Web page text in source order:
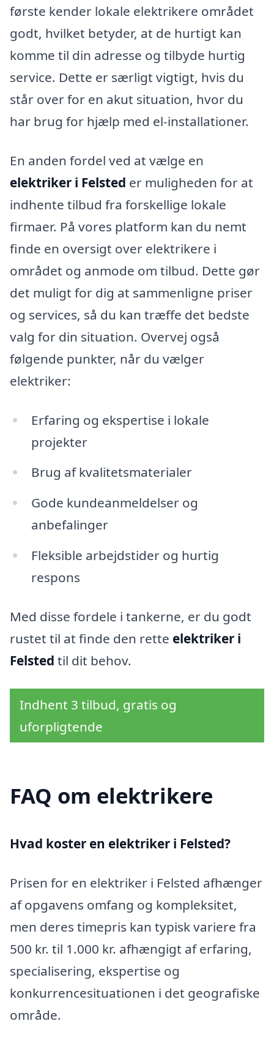
første kender lokale elektrikere området
godt, hvilket betyder, at de hurtigt kan
komme til din adresse og tilbyde hurtig
service. Dette er særligt vigtigt, hvis du
står over for en akut situation, hvor du
har brug for hjælp med el-installationer.
En anden fordel ved at vælge en
elektriker i Felsted er muligheden for at
indhente tilbud fra forskellige lokale
firmaer. På vores platform kan du nemt
finde en oversigt over elektrikere i
området og anmode om tilbud. Dette gør
det muligt for dig at sammenligne priser
og services, så du kan træffe det bedste
valg for din situation. Overvej også
følgende punkter, når du vælger
elektriker:
Erfaring og ekspertise i lokale
projekter
Brug af kvalitetsmaterialer
Gode kundeanmeldelser og
anbefalinger
Fleksible arbejdstider og hurtig
respons
Med disse fordele i tankerne, er du godt
rustet til at finde den rette elektriker i
Felsted til dit behov.
Indhent 3 tilbud, gratis og
uforpligtende
FAQ om elektrikere
Hvad koster en elektriker i Felsted?
Prisen for en elektriker i Felsted afhænger
af opgavens omfang og kompleksitet,
men deres timepris kan typisk variere fra
500 kr. til 1.000 kr. afhængigt af erfaring,
specialisering, ekspertise og
konkurrencesituationen i det geografiske
område.